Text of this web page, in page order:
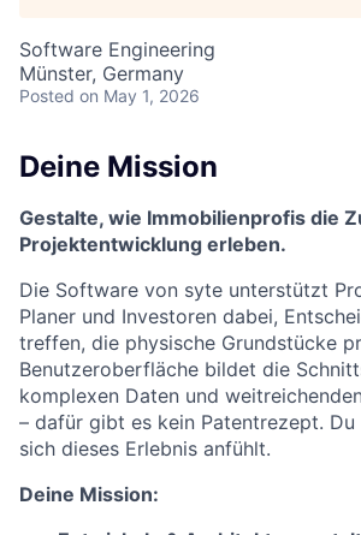
Software Engineering
Münster, Germany
Posted on May 1, 2026
Deine Mission
Gestalte, wie Immobilienprofis die
Projektentwicklung erleben.
Die Software von syte unterstützt
Planer und Investoren dabei,
treffen, die physische Grundstücke
Benutzeroberfläche bildet die
komplexen Daten und
– dafür gibt es kein Patentrezept.
sich dieses Erlebnis anfühlt.
Deine Mission: